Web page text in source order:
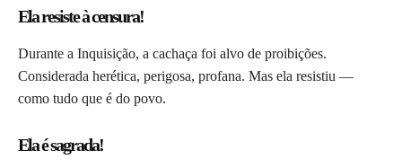
Ela resiste à censura!
Durante a Inquisição, a cachaça foi alvo de proibições.
Considerada herética, perigosa, profana. Mas ela resistiu —
como tudo que é do povo.
Ela é sagrada!